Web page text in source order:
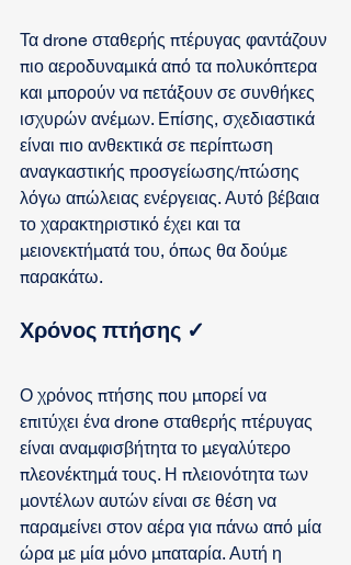
Τα drone σταθερής πτέρυγας φαντάζουν
πιο αεροδυναμικά από τα πολυκόπτερα
και μπορούν να πετάξουν σε συνθήκες
ισχυρών ανέμων. Επίσης, σχεδιαστικά
είναι πιο ανθεκτικά σε περίπτωση
αναγκαστικής προσγείωσης/πτώσης
λόγω απώλειας ενέργειας. Αυτό βέβαια
το χαρακτηριστικό έχει και τα
μειονεκτήματά του, όπως θα δούμε
παρακάτω.
Χρόνος πτήσης ✓
Ο χρόνος πτήσης που μπορεί να
επιτύχει ένα drone σταθερής πτέρυγας
είναι αναμφισβήτητα το μεγαλύτερο
πλεονέκτημά τους. Η πλειονότητα των
μοντέλων αυτών είναι σε θέση να
παραμείνει στον αέρα για πάνω από μία
ώρα με μία μόνο μπαταρία. Αυτή η